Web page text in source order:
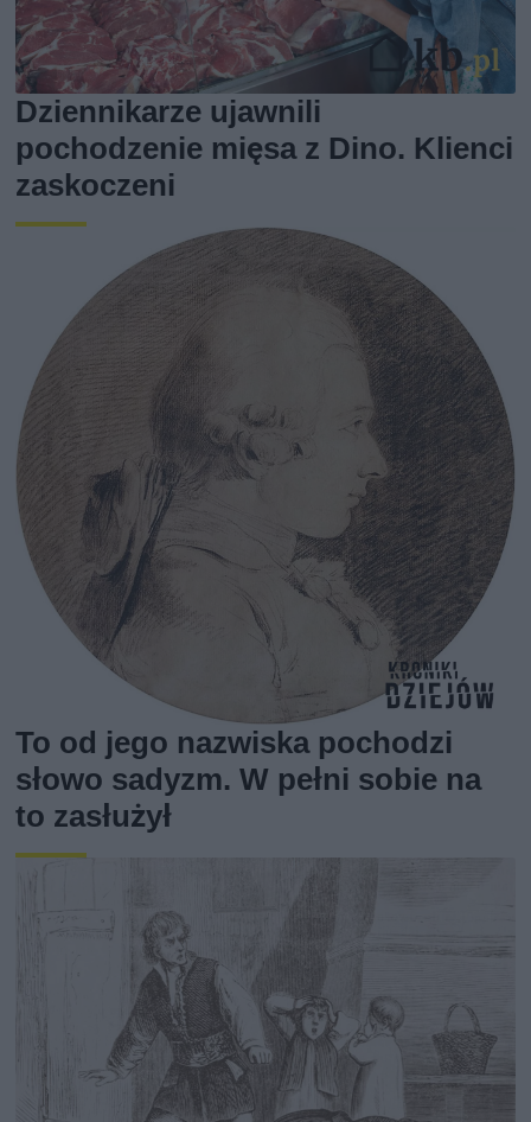
Dziennikarze ujawnili
pochodzenie mięsa z Dino. Klienci
zaskoczeni
To od jego nazwiska pochodzi
słowo sadyzm. W pełni sobie na
to zasłużył